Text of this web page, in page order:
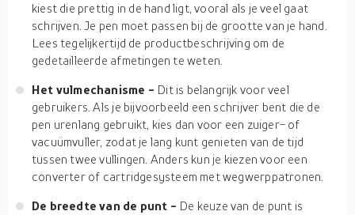
kiest die prettig in de hand ligt, vooral als je veel gaat
schrijven. Je pen moet passen bij de grootte van je hand.
Lees tegelijkertijd de productbeschrijving om de
gedetailleerde afmetingen te weten.
Het vulmechanisme - Dit is belangrijk voor veel
gebruikers. Als je bijvoorbeeld een schrijver bent die de
pen urenlang gebruikt, kies dan voor een zuiger- of
vacuümvuller, zodat je lang kunt genieten van de tijd
tussen twee vullingen. Anders kun je kiezen voor een
converter of cartridgesysteem met wegwerppatronen.
De breedte van de punt - De keuze van de punt is